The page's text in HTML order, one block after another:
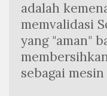
adalah
memvalidasi
yang "aman"
sebagai